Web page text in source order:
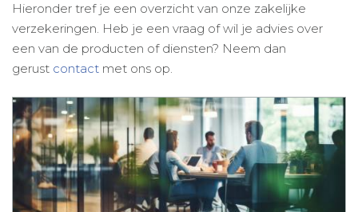
Hieronder tref je een overzicht van onze zakelijke
verzekeringen. Heb je een vraag of wil je advies over
een van de producten of diensten? Neem dan
gerust contact met ons op.